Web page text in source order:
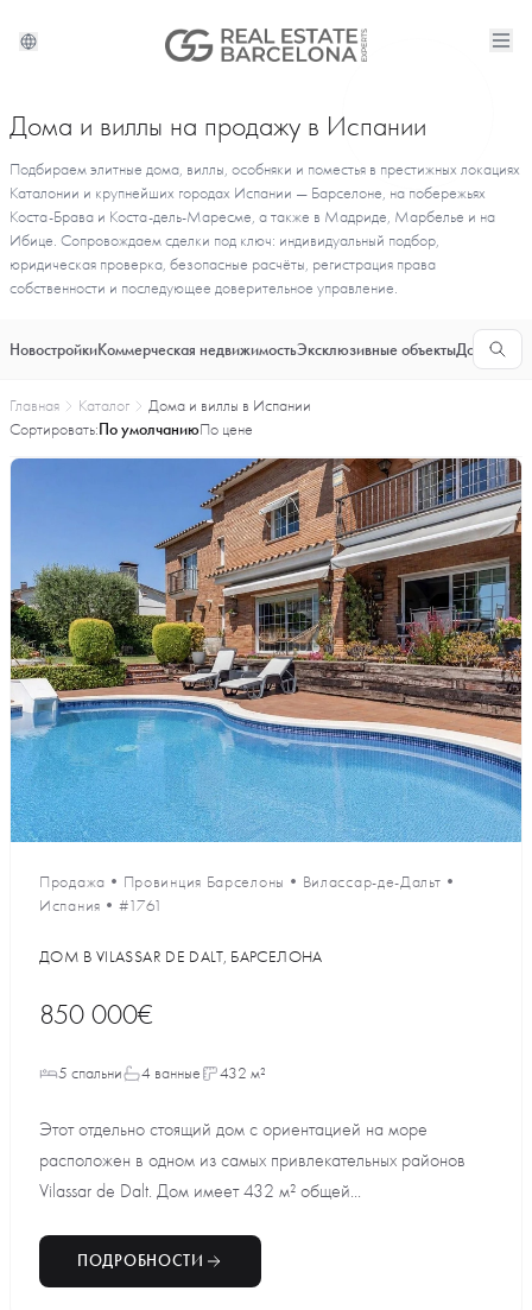
Дома и виллы на продажу в Испании
Подбираем элитные дома, виллы, особняки и поместья в престижных локациях
Каталонии и крупнейших городах Испании — Барселоне, на побережьях
Коста-Брава и Коста-дель-Маресме, а также в Мадриде, Марбелье и на
Ибице. Сопровождаем сделки под ключ: индивидуальный подбор,
юридическая проверка, безопасные расчёты, регистрация права
собственности и последующее доверительное управление.
НовостройкиКоммерческая недвижимостьЭксклюзивные объекты
Главная Каталог
Дома и виллы в Испании
Сортировать:По умолчаниюПо цене
Продажа • Провинция Барселоны • Вилассар-де-Дальт •
Испания • #1761
ДОМ В VILASSAR DE DALT, БАРСЕЛОНА
850 000€
5 спальни 4 ванные 432 м²
Этот отдельно стоящий дом с ориентацией на море
расположен в одном из самых привлекательных районов
Vilassar de Dalt. Дом имеет 432 м² общей...
ПОДРОБНОСТИ